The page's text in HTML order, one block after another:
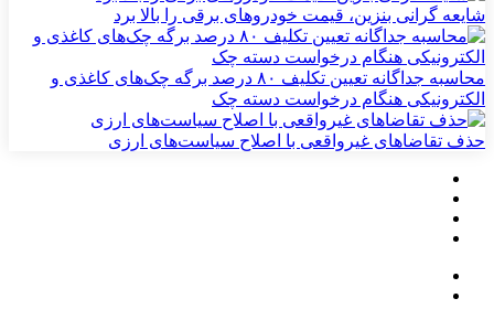
شایعه گرانی بنزین، قیمت خودروهای برقی را بالا برد
محاسبه جداگانه تعیین تکلیف ۸۰ درصد برگه چک‌های کاغذی و
الکترونیکی هنگام درخواست دسته چک
حذف تقاضاهای غیرواقعی با اصلاح سیاست‌های ارزی